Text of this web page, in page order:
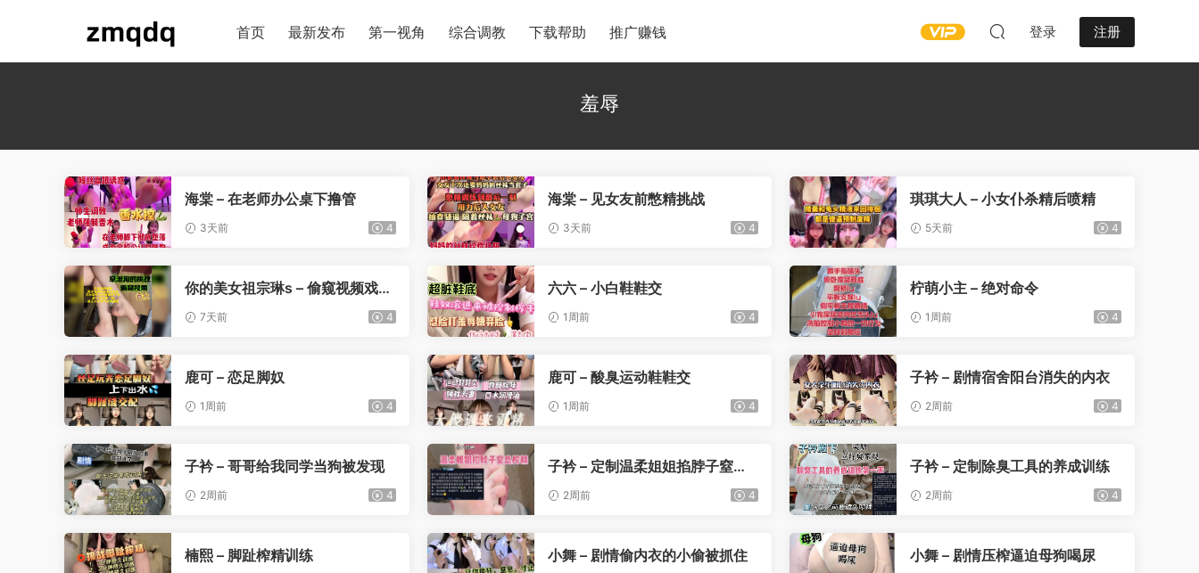
首页 最新发布 第一视角 综合调教 下载帮助 推广赚钱 登录 注册
羞辱
海棠 – 在老师办公桌下撸管
3天前 4
海棠 – 见女友前憋精挑战
3天前 4
琪琪大人 – 小女仆杀精后喷精
5天前 4
你的美女祖宗琳s – 偷窥视频戏耍
7天前 4
六六 – 小白鞋鞋交
1周前 4
柠萌小主 – 绝对命令
1周前 4
鹿可 – 恋足脚奴
1周前 4
鹿可 – 酸臭运动鞋鞋交
1周前 4
子衿 – 剧情宿舍阳台消失的内衣
2周前 4
子衿 – 哥哥给我同学当狗被发现
2周前 4
子衿 – 定制温柔姐姐掐脖子窒息
2周前 4
子衿 – 定制除臭工具的养成训练
2周前 4
楠熙 – 脚趾榨精训练 小舞 – 剧情偷内衣的小偷被抓住 小舞 – 剧情压榨逼迫母狗喝尿